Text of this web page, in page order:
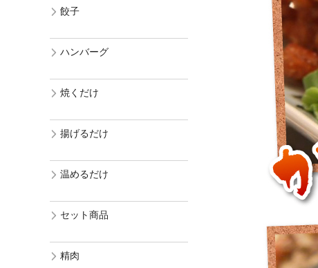
餃子
ハンバーグ
焼くだけ
揚げるだけ
温めるだけ
セット商品
精肉